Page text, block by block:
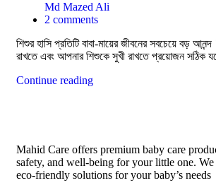
Md Mazed Ali
2 comments
শিশুর হাসি প্রতিটি বাবা-মায়ের জীবনের সবচেয়ে বড়
রাখতে এবং আপনার শিশুকে সুখী রাখতে প্রয়োজন সঠিক
Continue reading
Mahid Care offers premium baby care
safety, and well-being for your little one.
eco-friendly solutions for your baby’s needs